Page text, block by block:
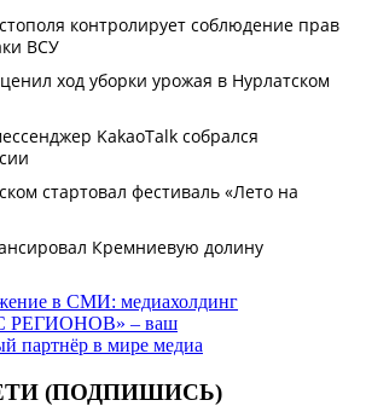
в СМИ: медиахолдинг
РЕГИОНОВ» – ваш
партнёр в мире медиа
(ПОДПИШИСЬ)